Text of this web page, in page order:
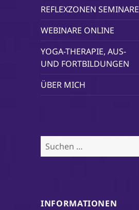
REFLEXZONEN SEMINARE
WEBINARE ONLINE
YOGA-THERAPIE, AUS-
UND FORTBILDUNGEN
ÜBER MICH
Suchen
nach:
INFORMATIONEN